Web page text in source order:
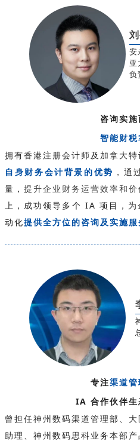
安
负
咨询实
智能财税
拥有香港注册会计师及加拿大特
自身财务会计背景的优势 ，通
量， 提升企业财务运营效率和价
上，成功领导多个 IA 项目，
动化提供全方位的咨询及实施服
专注渠道管
IA 合作伙伴生
曾担任神州数码渠道管理部、
助理、神州数码思科业务本部